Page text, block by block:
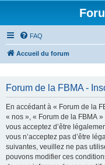
FAQ
Accueil du forum
Forum de la FBMA -
En accédant à « Forum de la
« nos », « Forum de la FBMA
vous acceptez d’être
vous n’acceptez pas d’être
suivantes, veuillez ne pas
pouvons modifier ces